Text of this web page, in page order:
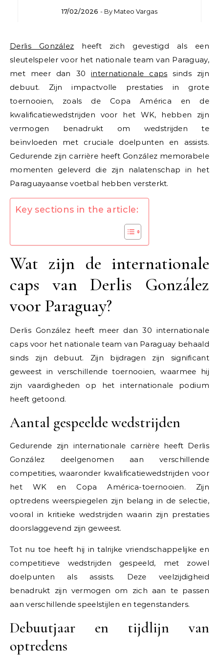
17/02/2026 - By Mateo Vargas
Derlis González heeft zich gevestigd als een
sleutelspeler voor het nationale team van Paraguay,
met meer dan 30internationale caps sinds zijn
debuut. Zijn impactvolle prestaties in grote
toernooien, zoals de Copa América en de
kwalificatiewedstrijden voor het WK, hebben zijn
vermogen benadrukt om wedstrijden te
beïnvloeden met cruciale doelpunten en assists.
Gedurende zijn carrière heeft González memorabele
momenten geleverd die zijn nalatenschap in het
Paraguayaanse voetbal hebben versterkt.
Key sections in the article:
Wat zijn de internationale
caps van Derlis González
voor Paraguay?
Derlis González heeft meer dan 30 internationale
caps voor het nationale team van Paraguay behaald
sinds zijn debuut. Zijn bijdragen zijn significant
geweest in verschillende toernooien, waarmee hij
zijn vaardigheden op het internationale podium
heeft getoond.
Aantal gespeelde wedstrijden
Gedurende zijn internationale carrière heeft Derlis
González deelgenomen aan verschillende
competities, waaronder kwalificatiewedstrijden voor
het WK en Copa América-toernooien. Zijn
optredens weerspiegelen zijn belang in de selectie,
vooral in kritieke wedstrijden waarin zijn prestaties
doorslaggevend zijn geweest.
Tot nu toe heeft hij in talrijke vriendschappelijke en
competitieve wedstrijden gespeeld, met zowel
doelpunten als assists. Deze veelzijdigheid
benadrukt zijn vermogen om zich aan te passen
aan verschillende speelstijlen en tegenstanders.
Debuutjaar en tijdlijn van
optredens